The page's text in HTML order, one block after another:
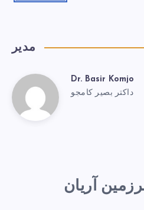
مدیر
Dr. Basir Komjo
داکتر بصیر کامجو
آریان